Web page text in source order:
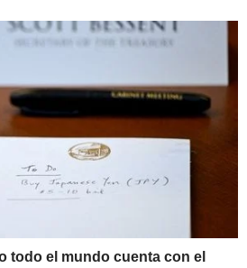
todo el mundo cuenta con el